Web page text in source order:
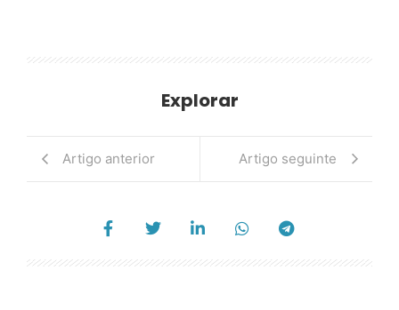
Explorar
Artigo anterior Artigo seguinte